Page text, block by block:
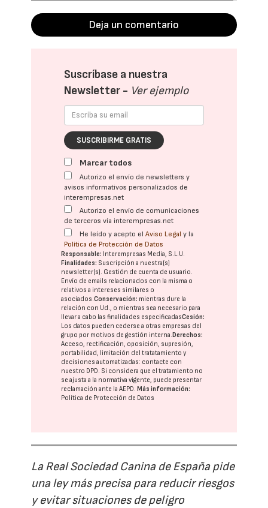
Deja un comentario
Suscríbase a nuestra
Newsletter - Ver ejemplo
SUSCRIBIRME GRATIS
Marcar todos
Autorizo el envío de newsletters y
avisos informativos personalizados de
interempresas.net
Autorizo el envío de comunicaciones
de terceros vía interempresas.net
He leído y acepto elAviso Legal y la
Política de Protección de Datos
Responsable: Interempresas Media, S.L.U.
Finalidades: Suscripción a nuestra(s)
newsletter(s). Gestión de cuenta de usuario.
Envío de emails relacionados con la misma o
relativos a intereses similares o
asociados.Conservación: mientras dure la
relación con Ud., o mientras sea necesario para
llevar a cabo las finalidades especificadasCesión:
Los datos pueden cederse a otras empresas del
grupo por motivos de gestión interna.Derechos:
Acceso, rectificación, oposición, supresión,
portabilidad, limitación del tratatamiento y
decisiones automatizadas: contacte con
nuestro DPD. Si considera que el tratamiento no
se ajusta a la normativa vigente, puede presentar
reclamación ante laAEPD.Más información:
Política de Protección de Datos
La Real Sociedad Canina de España pide
una ley más precisa para reducir riesgos
y evitar situaciones de peligro